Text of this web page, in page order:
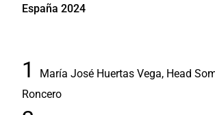
España 2024
María José Huertas Vega, Head
Roncero